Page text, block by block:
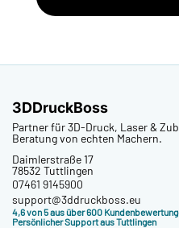
3DDruckBoss
Partner für 3D-Druck, Laser &
Beratung von echten Machern.
Daimlerstraße 17
78532 Tuttlingen
07461 9145900
support@3ddruckboss.eu
4,6 von 5 aus über 600
Persönlicher Support aus Tuttlingen